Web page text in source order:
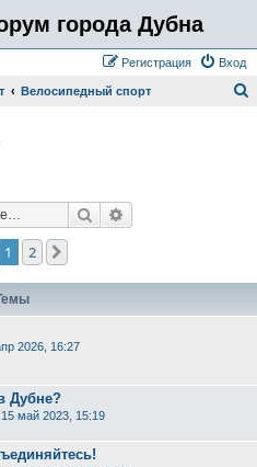
города Дубна
Вход
Регистрация
Велосипедный спорт
Поиск
1 2
2026, 16:27
Дубне?
15 май 2023, 15:19